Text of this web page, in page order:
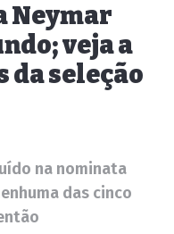
Neymar
veja a
da seleção
na nominata
das cinco